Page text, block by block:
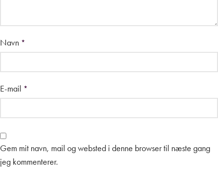
Navn *
E-mail *
Gem mit navn, mail og websted i denne browser til næste gang
jeg kommenterer.